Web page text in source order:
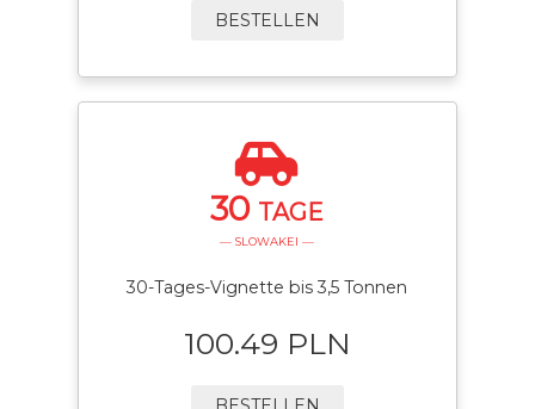
BESTELLEN
30 TAGE
— SLOWAKEI —
30-Tages-Vignette bis 3,5 Tonnen
100.49 PLN